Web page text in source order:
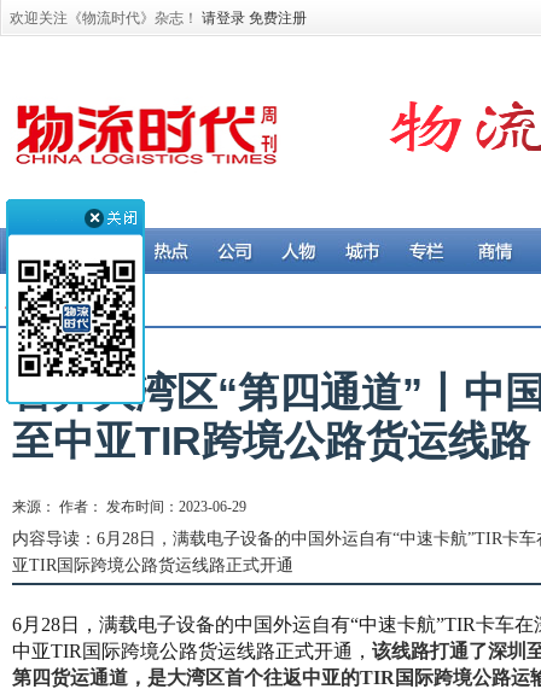
欢迎关注《物流时代》杂志！ 请登录 免费注册
公司 > 物流企业
首开大湾区“第四通道”丨中
至中亚TIR跨境公路货运线路
来源： 作者： 发布时间：2023-06-29
内容导读：6月28日，满载电子设备的中国外运自有“中速卡航”TIR卡
亚TIR国际跨境公路货运线路正式开通
6月28日，满载电子设备的中国外运自有“中速卡航”TIR卡车
中亚TIR国际跨境公路货运线路正式开通， 该线路打通了深圳
第四货运通道，是大湾区首个往返中亚的TIR国际跨境公路运